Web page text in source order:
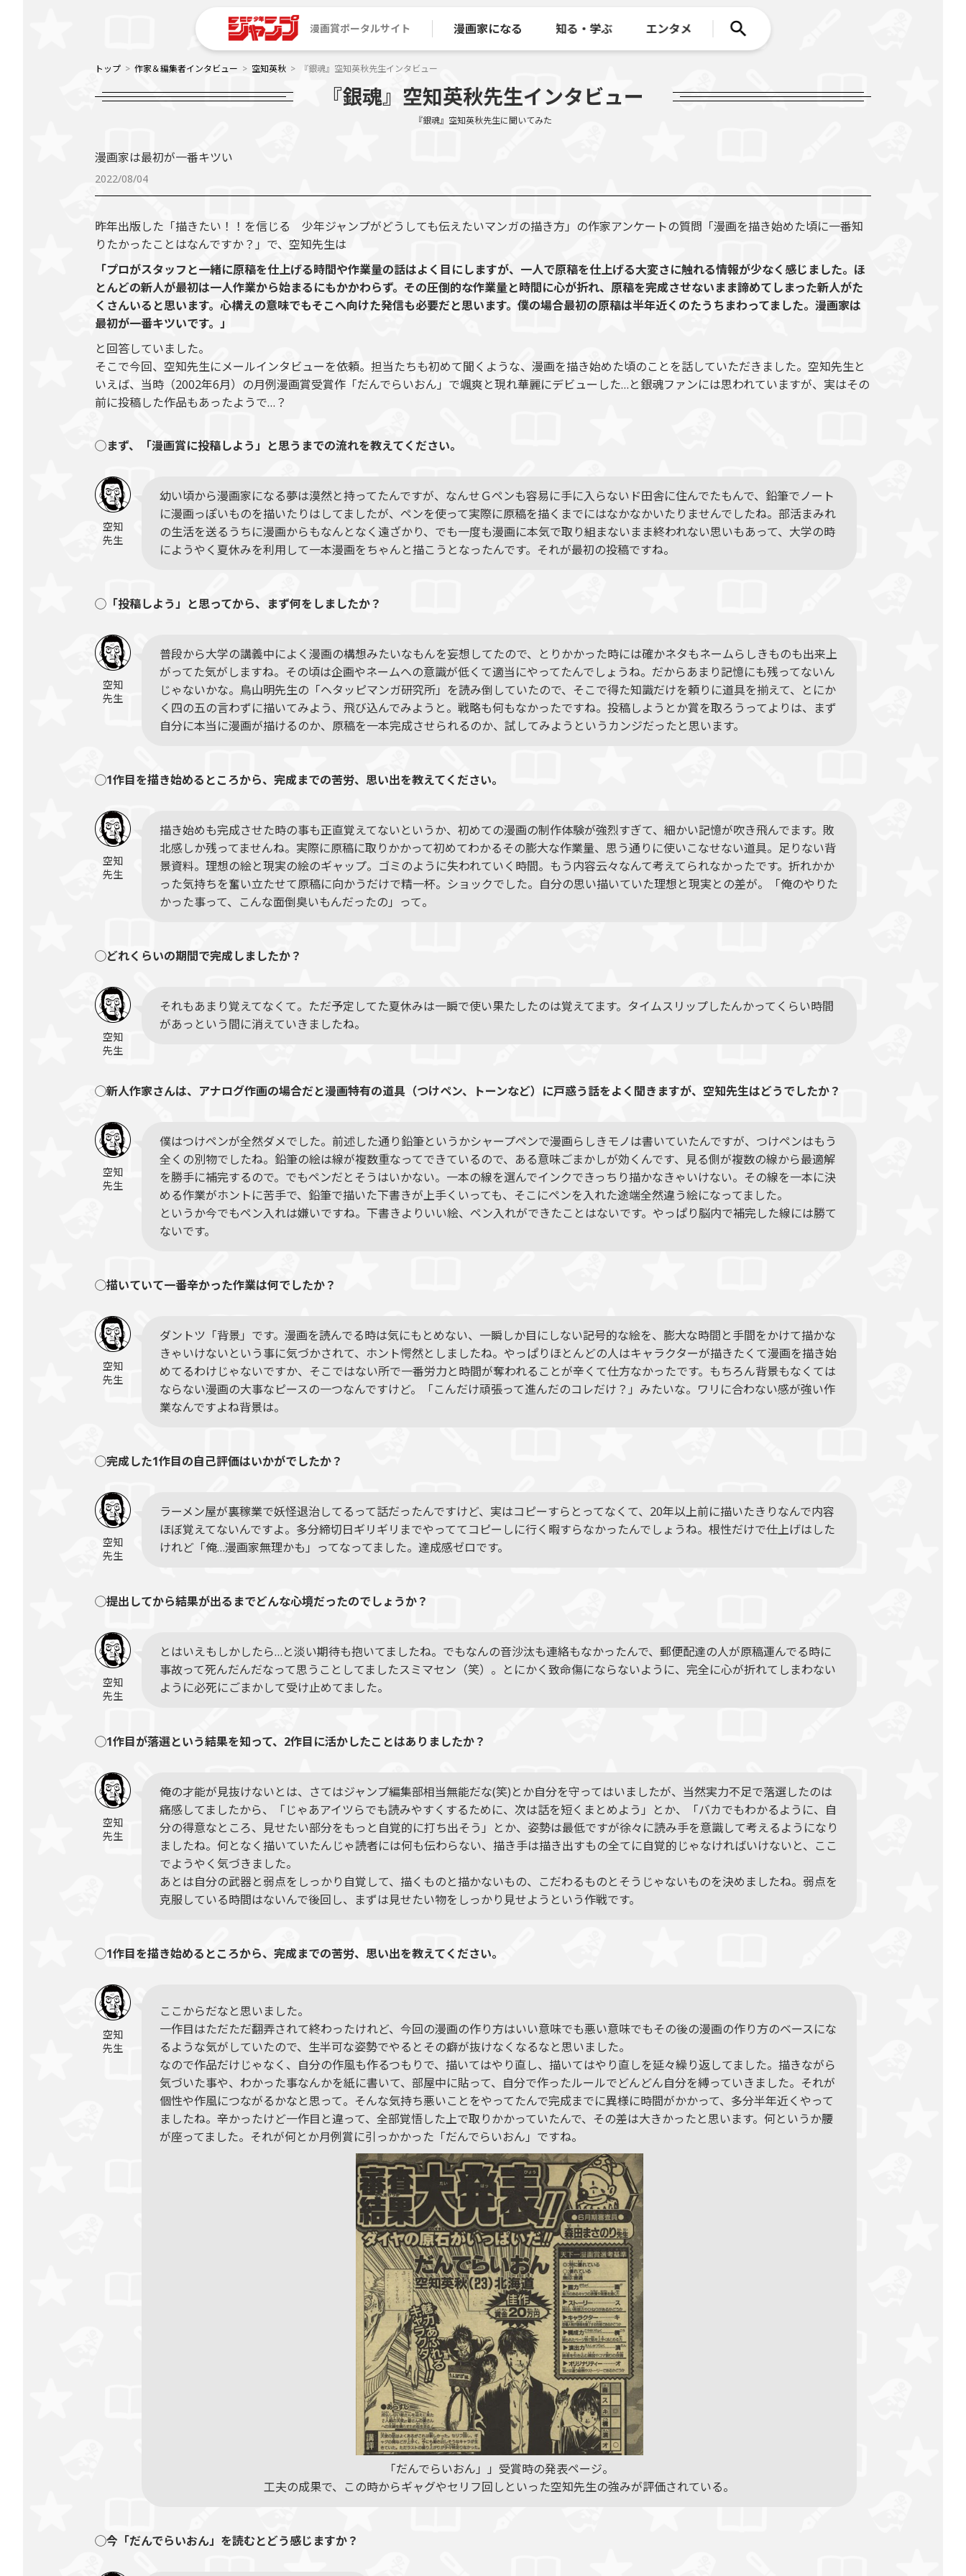
漫画賞ポータルサイト 漫画家になる 知る・学ぶ エンタメ
トップ 作家＆編集者インタビュー 空知英秋 『銀魂』空知英秋先生インタビュー
『銀魂』空知英秋先生インタビュー
『銀魂』空知英秋先生に聞いてみた
漫画家は最初が一番キツい
2022/08/04
昨年出版した「描きたい！！を信じる 少年ジャンプがどうしても伝えたいマンガの描き方」の作家アンケートの質問「漫画を描き始めた頃に一番知
りたかったことはなんですか？」で、空知先生は
「プロがスタッフと一緒に原稿を仕上げる時間や作業量の話はよく目にしますが、一人で原稿を仕上げる大変さに触れる情報が少なく感じました。ほ
とんどの新人が最初は一人作業から始まるにもかかわらず。その圧倒的な作業量と時間に心が折れ、原稿を完成させないまま諦めてしまった新人がた
くさんいると思います。心構えの意味でもそこへ向けた発信も必要だと思います。僕の場合最初の原稿は半年近くのたうちまわってました。漫画家は
最初が一番キツいです。」
と回答していました。
そこで今回、空知先生にメールインタビューを依頼。担当たちも初めて聞くような、漫画を描き始めた頃のことを話していただきました。空知先生と
いえば、当時（2002年6月）の月例漫画賞受賞作「だんでらいおん」で颯爽と現れ華麗にデビューした…と銀魂ファンには思われていますが、実はその
前に投稿した作品もあったようで…？
◯まず、「漫画賞に投稿しよう」と思うまでの流れを教えてください。
空知
先生
幼い頃から漫画家になる夢は漠然と持ってたんですが、なんせＧペンも容易に手に入らないド田舎に住んでたもんで、鉛筆でノート
に漫画っぽいものを描いたりはしてましたが、ペンを使って実際に原稿を描くまでにはなかなかいたりませんでしたね。部活まみれ
の生活を送るうちに漫画からもなんとなく遠ざかり、でも一度も漫画に本気で取り組まないまま終われない思いもあって、大学の時
にようやく夏休みを利用して一本漫画をちゃんと描こうとなったんです。それが最初の投稿ですね。
◯「投稿しよう」と思ってから、まず何をしましたか？
空知
先生
普段から大学の講義中によく漫画の構想みたいなもんを妄想してたので、とりかかった時には確かネタもネームらしきものも出来上
がってた気がしますね。その頃は企画やネームへの意識が低くて適当にやってたんでしょうね。だからあまり記憶にも残ってないん
じゃないかな。鳥山明先生の「ヘタッピマンガ研究所」を読み倒していたので、そこで得た知識だけを頼りに道具を揃えて、とにか
く四の五の言わずに描いてみよう、飛び込んでみようと。戦略も何もなかったですね。投稿しようとか賞を取ろうってよりは、まず
自分に本当に漫画が描けるのか、原稿を一本完成させられるのか、試してみようというカンジだったと思います。
◯1作目を描き始めるところから、完成までの苦労、思い出を教えてください。
空知
先生
描き始めも完成させた時の事も正直覚えてないというか、初めての漫画の制作体験が強烈すぎて、細かい記憶が吹き飛んでます。敗
北感しか残ってませんね。実際に原稿に取りかかって初めてわかるその膨大な作業量、思う通りに使いこなせない道具。足りない背
景資料。理想の絵と現実の絵のギャップ。ゴミのように失われていく時間。もう内容云々なんて考えてられなかったです。折れかか
った気持ちを奮い立たせて原稿に向かうだけで精一杯。ショックでした。自分の思い描いていた理想と現実との差が。「俺のやりた
かった事って、こんな面倒臭いもんだったの」って。
◯どれくらいの期間で完成しましたか？
空知
先生
それもあまり覚えてなくて。ただ予定してた夏休みは一瞬で使い果たしたのは覚えてます。タイムスリップしたんかってくらい時間
があっという間に消えていきましたね。
◯新人作家さんは、アナログ作画の場合だと漫画特有の道具（つけペン、トーンなど）に戸惑う話をよく聞きますが、空知先生はどうでしたか？
空知
先生
僕はつけペンが全然ダメでした。前述した通り鉛筆というかシャープペンで漫画らしきモノは書いていたんですが、つけペンはもう
全くの別物でしたね。鉛筆の絵は線が複数重なってできているので、ある意味ごまかしが効くんです、見る側が複数の線から最適解
を勝手に補完するので。でもペンだとそうはいかない。一本の線を選んでインクできっちり描かなきゃいけない。その線を一本に決
める作業がホントに苦手で、鉛筆で描いた下書きが上手くいっても、そこにペンを入れた途端全然違う絵になってました。
というか今でもペン入れは嫌いですね。下書きよりいい絵、ペン入れができたことはないです。やっぱり脳内で補完した線には勝て
ないです。
◯描いていて一番辛かった作業は何でしたか？
空知
先生
ダントツ「背景」です。漫画を読んでる時は気にもとめない、一瞬しか目にしない記号的な絵を、膨大な時間と手間をかけて描かな
きゃいけないという事に気づかされて、ホント愕然としましたね。やっぱりほとんどの人はキャラクターが描きたくて漫画を描き始
めてるわけじゃないですか、そこではない所で一番労力と時間が奪われることが辛くて仕方なかったです。もちろん背景もなくては
ならない漫画の大事なピースの一つなんですけど。「こんだけ頑張って進んだのコレだけ？」みたいな。ワリに合わない感が強い作
業なんですよね背景は。
◯完成した1作目の自己評価はいかがでしたか？
空知
先生
ラーメン屋が裏稼業で妖怪退治してるって話だったんですけど、実はコピーすらとってなくて、20年以上前に描いたきりなんで内容
ほぼ覚えてないんですよ。多分締切日ギリギリまでやっててコピーしに行く暇すらなかったんでしょうね。根性だけで仕上げはした
けれど「俺…漫画家無理かも」ってなってました。達成感ゼロです。
◯提出してから結果が出るまでどんな心境だったのでしょうか？
空知
先生
とはいえもしかしたら…と淡い期待も抱いてましたね。でもなんの音沙汰も連絡もなかったんで、郵便配達の人が原稿運んでる時に
事故って死んだんだなって思うことしてましたスミマセン（笑）。とにかく致命傷にならないように、完全に心が折れてしまわない
ように必死にごまかして受け止めてました。
◯1作目が落選という結果を知って、2作目に活かしたことはありましたか？
空知
先生
俺の才能が見抜けないとは、さてはジャンプ編集部相当無能だな(笑)とか自分を守ってはいましたが、当然実力不足で落選したのは
痛感してましたから、「じゃあアイツらでも読みやすくするために、次は話を短くまとめよう」とか、「バカでもわかるように、自
分の得意なところ、見せたい部分をもっと自覚的に打ち出そう」とか、姿勢は最低ですが徐々に読み手を意識して考えるようになり
ましたね。何となく描いていたんじゃ読者には何も伝わらない、描き手は描き出すもの全てに自覚的じゃなければいけないと、ここ
でようやく気づきました。
あとは自分の武器と弱点をしっかり自覚して、描くものと描かないもの、こだわるものとそうじゃないものを決めましたね。弱点を
克服している時間はないんで後回し、まずは見せたい物をしっかり見せようという作戦です。
◯1作目を描き始めるところから、完成までの苦労、思い出を教えてください。
空知
先生
ここからだなと思いました。
一作目はただただ翻弄されて終わったけれど、今回の漫画の作り方はいい意味でも悪い意味でもその後の漫画の作り方のベースにな
るような気がしていたので、生半可な姿勢でやるとその癖が抜けなくなるなと思いました。
なので作品だけじゃなく、自分の作風も作るつもりで、描いてはやり直し、描いてはやり直しを延々繰り返してました。描きながら
気づいた事や、わかった事なんかを紙に書いて、部屋中に貼って、自分で作ったルールでどんどん自分を縛っていきました。それが
個性や作風につながるかなと思って。そんな気持ち悪いことをやってたんで完成までに異様に時間がかかって、多分半年近くやって
ましたね。辛かったけど一作目と違って、全部覚悟した上で取りかかっていたんで、その差は大きかったと思います。何というか腰
が座ってました。それが何とか月例賞に引っかかった「だんでらいおん」ですね。
「だんでらいおん」」受賞時の発表ページ。
工夫の成果で、この時からギャグやセリフ回しといった空知先生の強みが評価されている。
◯今「だんでらいおん」を読むとどう感じますか？